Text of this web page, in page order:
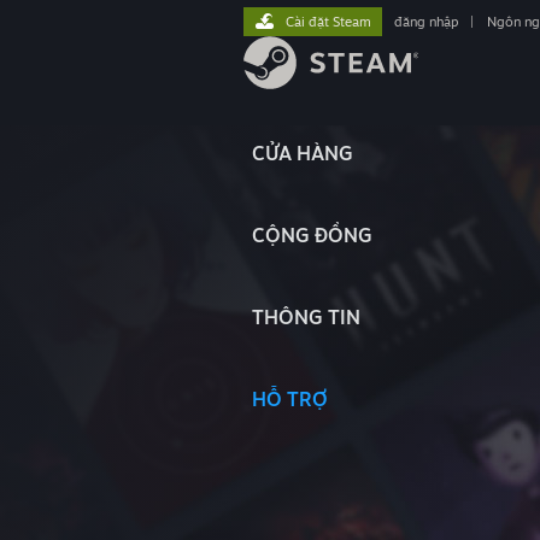
CỬA HÀNG
CỘNG ĐỒNG
THÔNG TIN
HỖ TRỢ
Cài đặt Steam đăng nhập Ngôn